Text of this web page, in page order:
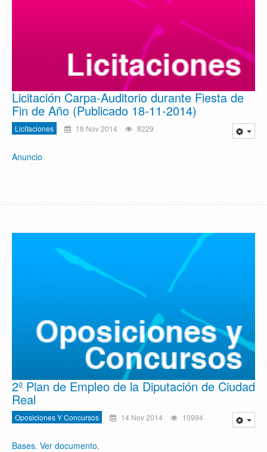
Licitación Carpa-Auditorio durante Fiesta de
Fin de Año (Publicado 18-11-2014)
Licitaciones 18 Nov 2014 8229
Anuncio
2º Plan de Empleo de la Diputación de Ciudad
Real
Oposiciones Y Concursos 14 Nov 2014 10994
Bases. Ver documento.